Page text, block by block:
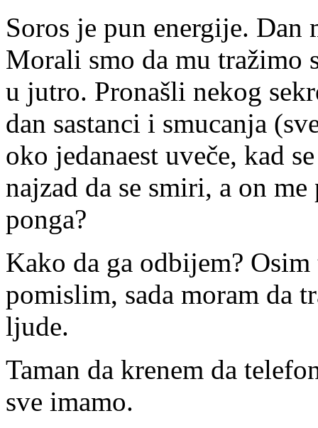
Soros je pun energije.
Morali smo da mu tražimo
u jutro. Pronašli nekog
dan sastanci i smucanja
oko jedanaest uveče, kad
najzad da se smiri, a on
ponga?
Kako da ga odbijem?
pomislim, sada moram da
ljude.
Taman da krenem da
sve imamo.